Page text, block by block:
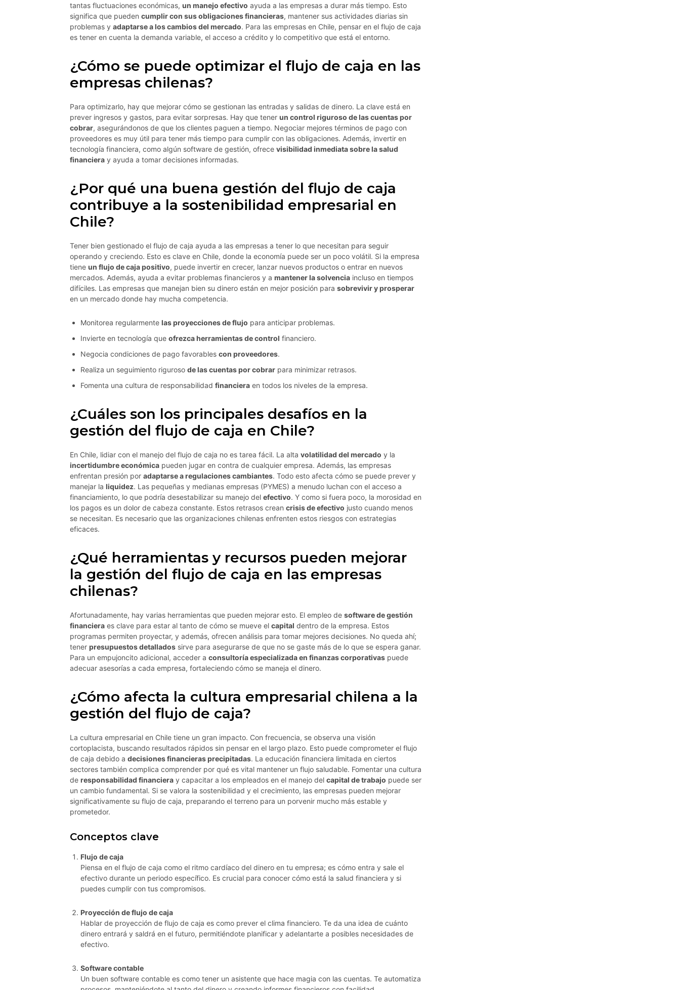
tantas fluctuaciones económicas, un manejo efectivo ayuda a las empresas a durar más tiempo. Esto
significa que pueden cumplir con sus obligaciones financieras, mantener sus actividades diarias sin
problemas y adaptarse a los cambios del mercado. Para las empresas en Chile, pensar en el flujo de caja
es tener en cuenta la demanda variable, el acceso a crédito y lo competitivo que está el entorno.
¿Cómo se puede optimizar el flujo de caja en las
empresas chilenas?
Para optimizarlo, hay que mejorar cómo se gestionan las entradas y salidas de dinero. La clave está en
prever ingresos y gastos, para evitar sorpresas. Hay que tener un control riguroso de las cuentas por
cobrar, asegurándonos de que los clientes paguen a tiempo. Negociar mejores términos de pago con
proveedores es muy útil para tener más tiempo para cumplir con las obligaciones. Además, invertir en
tecnología financiera, como algún software de gestión, ofrece visibilidad inmediata sobre la salud
financiera y ayuda a tomar decisiones informadas.
¿Por qué una buena gestión del flujo de caja
contribuye a la sostenibilidad empresarial en
Chile?
Tener bien gestionado el flujo de caja ayuda a las empresas a tener lo que necesitan para seguir
operando y creciendo. Esto es clave en Chile, donde la economía puede ser un poco volátil. Si la empresa
tiene un flujo de caja positivo, puede invertir en crecer, lanzar nuevos productos o entrar en nuevos
mercados. Además, ayuda a evitar problemas financieros y a mantener la solvencia incluso en tiempos
difíciles. Las empresas que manejan bien su dinero están en mejor posición para sobrevivir y prosperar
en un mercado donde hay mucha competencia.
Monitorea regularmente las proyecciones de flujo para anticipar problemas.
Invierte en tecnología que ofrezca herramientas de control financiero.
Negocia condiciones de pago favorables con proveedores.
Realiza un seguimiento riguroso de las cuentas por cobrar para minimizar retrasos.
Fomenta una cultura de responsabilidad financiera en todos los niveles de la empresa.
¿Cuáles son los principales desafíos en la
gestión del flujo de caja en Chile?
En Chile, lidiar con el manejo del flujo de caja no es tarea fácil. La alta volatilidad del mercado y la
incertidumbre económica pueden jugar en contra de cualquier empresa. Además, las empresas
enfrentan presión por adaptarse a regulaciones cambiantes. Todo esto afecta cómo se puede prever y
manejar la liquidez. Las pequeñas y medianas empresas (PYMES) a menudo luchan con el acceso a
financiamiento, lo que podría desestabilizar su manejo del efectivo. Y como si fuera poco, la morosidad en
los pagos es un dolor de cabeza constante. Estos retrasos crean crisis de efectivo justo cuando menos
se necesitan. Es necesario que las organizaciones chilenas enfrenten estos riesgos con estrategias
eficaces.
¿Qué herramientas y recursos pueden mejorar
la gestión del flujo de caja en las empresas
chilenas?
Afortunadamente, hay varias herramientas que pueden mejorar esto. El empleo de software de gestión
financiera es clave para estar al tanto de cómo se mueve el capital dentro de la empresa. Estos
programas permiten proyectar, y además, ofrecen análisis para tomar mejores decisiones. No queda ahí;
tener presupuestos detallados sirve para asegurarse de que no se gaste más de lo que se espera ganar.
Para un empujoncito adicional, acceder a consultoría especializada en finanzas corporativas puede
adecuar asesorías a cada empresa, fortaleciendo cómo se maneja el dinero.
¿Cómo afecta la cultura empresarial chilena a la
gestión del flujo de caja?
La cultura empresarial en Chile tiene un gran impacto. Con frecuencia, se observa una visión
cortoplacista, buscando resultados rápidos sin pensar en el largo plazo. Esto puede comprometer el flujo
de caja debido a decisiones financieras precipitadas. La educación financiera limitada en ciertos
sectores también complica comprender por qué es vital mantener un flujo saludable. Fomentar una cultura
de responsabilidad financiera y capacitar a los empleados en el manejo del capital de trabajo puede ser
un cambio fundamental. Si se valora la sostenibilidad y el crecimiento, las empresas pueden mejorar
significativamente su flujo de caja, preparando el terreno para un porvenir mucho más estable y
prometedor.
Conceptos clave
Flujo de caja
Piensa en el flujo de caja como el ritmo cardíaco del dinero en tu empresa; es cómo entra y sale el
efectivo durante un periodo específico. Es crucial para conocer cómo está la salud financiera y si
puedes cumplir con tus compromisos.
Proyección de flujo de caja
Hablar de proyección de flujo de caja es como prever el clima financiero. Te da una idea de cuánto
dinero entrará y saldrá en el futuro, permitiéndote planificar y adelantarte a posibles necesidades de
efectivo.
Software contable
Un buen software contable es como tener un asistente que hace magia con las cuentas. Te automatiza